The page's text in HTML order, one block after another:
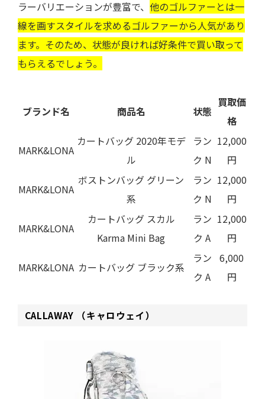
ラーバリエーションが豊富で、 他のゴルファーとは一
線を画すスタイルを求めるゴルファーから人気があり
ます。そのため、状態が良ければ好条件で買い取って
もらえるでしょう。
ブランド名 商品名 状態
買取価
格
MARK&LONA
カートバッグ 2020年モデ
ル
ラン
ク N
12,000
円
MARK&LONA
ボストンバッグ グリーン
系
ラン
ク N
12,000
円
MARK&LONA
カートバッグ スカル
Karma Mini Bag
ラン
ク A
12,000
円
MARK&LONA カートバッグ ブラック系
ラン
ク A
6,000
円
CALLAWAY （キャロウェイ）